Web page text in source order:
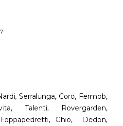
Serralunga, Coro, Fermob,
Talenti, Rovergarden,
Ghio, Dedon,